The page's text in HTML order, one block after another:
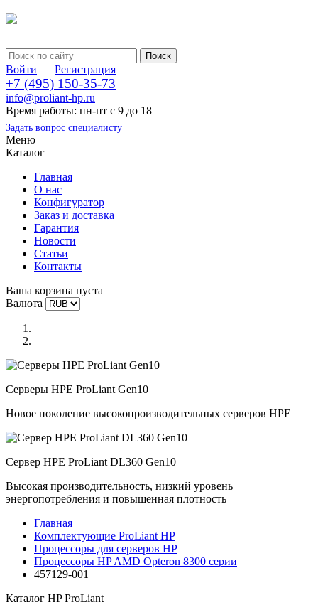
Войти Регистрация
+7 (495) 150-35-73
info@proliant-hp.ru
Время работы: пн-пт с 9 до 18
Задать вопрос специалисту
Меню
Каталог
Главная
О нас
Конфигуратор
Заказ и доставка
Гарантия
Новости
Статьи
Контакты
Ваша корзина пуста
Валюта
Серверы HPE ProLiant Gen10
Новое поколение высокопроизводительных серверов HPE
Сервер HPE ProLiant DL360 Gen10
Высокая производительность, низкий уровень
энергопотребления и повышенная плотность
Главная
Комплектующие ProLiant HP
Процессоры для серверов HP
Процессоры HP AMD Opteron 8300 серии
457129-001
Каталог HP ProLiant